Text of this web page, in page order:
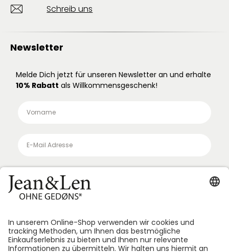
Schreib uns
Newsletter
Melde Dich jetzt für unseren Newsletter an und erhalte
10% Rabatt als Willkommensgeschenk!
keine Produktneuheiten, Angebote und Aktionen mehr
verpassen!
Informationen dazu, wie wir Deine Daten verarbeiten findest Du
in unsererDatenschutzerklärung.Du kannst Dich jederzeit